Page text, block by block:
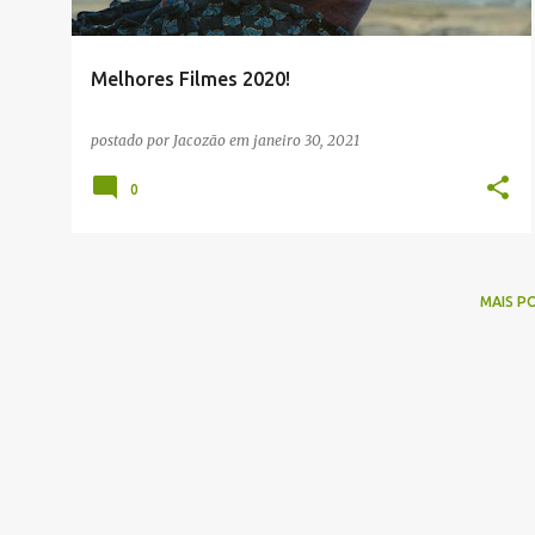
g
Melhores Filmes 2020!
postado por Jacozão em janeiro 30, 2021
0
MAIS